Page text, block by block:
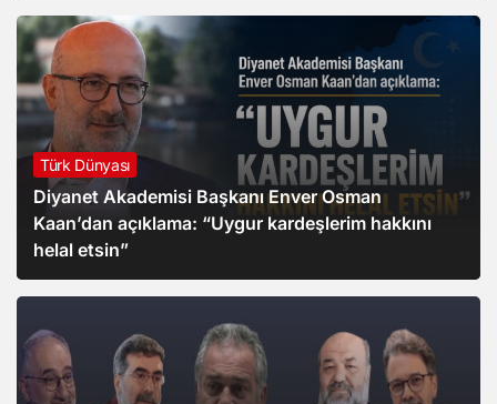
Türk Dünyası
Diyanet Akademisi Başkanı Enver Osman
Kaan’dan açıklama: “Uygur kardeşlerim hakkını
helal etsin”